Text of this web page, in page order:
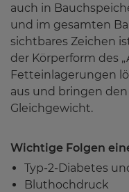
Kontakt
auch in
und im gesamten
sichtbares Zeichen
der Körperform des
Fetteinlagerungen
aus und bringen
Gleichgewicht.
Wichtige Folgen
Typ-2-Diabetes
Bluthochdruck